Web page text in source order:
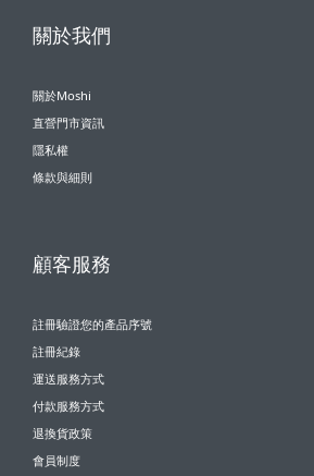
關於我們
關於Moshi
直營門市資訊
隱私權
條款與細則
顧客服務
註冊驗證您的產品序號
註冊紀錄
運送服務方式
付款服務方式
退換貨政策
會員制度